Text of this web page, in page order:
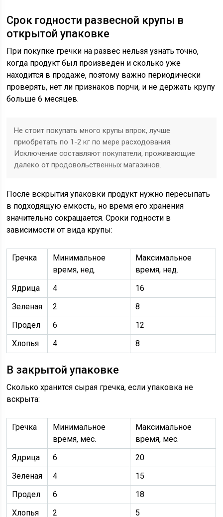
Срок годности развесной крупы в
открытой упаковке
При покупке гречки на развес нельзя узнать точно,
когда продукт был произведен и сколько уже
находится в продаже, поэтому важно периодически
проверять, нет ли признаков порчи, и не держать крупу
больше 6 месяцев.
Не стоит покупать много крупы впрок, лучше
приобретать по 1-2 кг по мере расходования.
Исключение составляют покупатели, проживающие
далеко от продовольственных магазинов.
После вскрытия упаковки продукт нужно пересыпать
в подходящую емкость, но время его хранения
значительно сокращается. Сроки годности в
зависимости от вида крупы:
Гречка
Минимальное
время, нед.
Максимальное
время, нед.
Ядрица
4
16
Зеленая
2
8
Продел
6
12
Хлопья
4 8
В закрытой упаковке
Сколько хранится сырая гречка, если упаковка не
вскрыта:
Гречка
Минимальное
время, мес.
Максимальное
время, мес.
Ядрица
6
20
Зеленая
4
15
Продел
6
18
Хлопья
2 5